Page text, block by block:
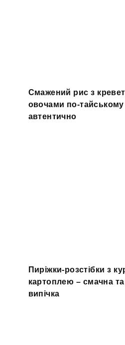
Смажений рис з
овочами по-
автентично
Пиріжки-розстібки з
картоплею – смачна
випічка